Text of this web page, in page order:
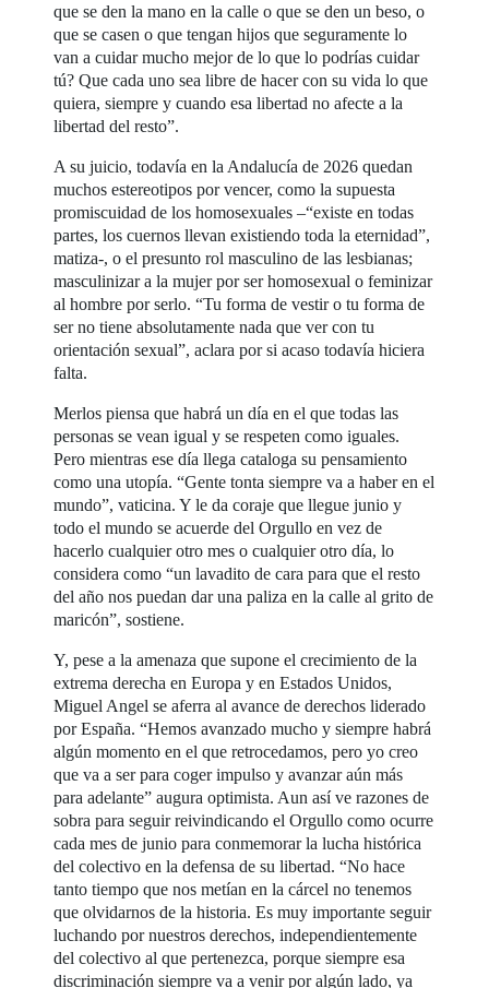
que se den la mano en la calle o que se den un beso, o
que se casen o que tengan hijos que seguramente lo
van a cuidar mucho mejor de lo que lo podrías cuidar
tú? Que cada uno sea libre de hacer con su vida lo que
quiera, siempre y cuando esa libertad no afecte a la
libertad del resto”.
A su juicio, todavía en la Andalucía de 2026 quedan
muchos estereotipos por vencer, como la supuesta
promiscuidad de los homosexuales –“existe en todas
partes, los cuernos llevan existiendo toda la eternidad”,
matiza-, o el presunto rol masculino de las lesbianas;
masculinizar a la mujer por ser homosexual o feminizar
al hombre por serlo. “Tu forma de vestir o tu forma de
ser no tiene absolutamente nada que ver con tu
orientación sexual”, aclara por si acaso todavía hiciera
falta.
Merlos piensa que habrá un día en el que todas las
personas se vean igual y se respeten como iguales.
Pero mientras ese día llega cataloga su pensamiento
como una utopía. “Gente tonta siempre va a haber en el
mundo”, vaticina. Y le da coraje que llegue junio y
todo el mundo se acuerde del Orgullo en vez de
hacerlo cualquier otro mes o cualquier otro día, lo
considera como “un lavadito de cara para que el resto
del año nos puedan dar una paliza en la calle al grito de
maricón”, sostiene.
Y, pese a la amenaza que supone el crecimiento de la
extrema derecha en Europa y en Estados Unidos,
Miguel Angel se aferra al avance de derechos liderado
por España. “Hemos avanzado mucho y siempre habrá
algún momento en el que retrocedamos, pero yo creo
que va a ser para coger impulso y avanzar aún más
para adelante” augura optimista. Aun así ve razones de
sobra para seguir reivindicando el Orgullo como ocurre
cada mes de junio para conmemorar la lucha histórica
del colectivo en la defensa de su libertad. “No hace
tanto tiempo que nos metían en la cárcel no tenemos
que olvidarnos de la historia. Es muy importante seguir
luchando por nuestros derechos, independientemente
del colectivo al que pertenezca, porque siempre esa
discriminación siempre va a venir por algún lado, ya